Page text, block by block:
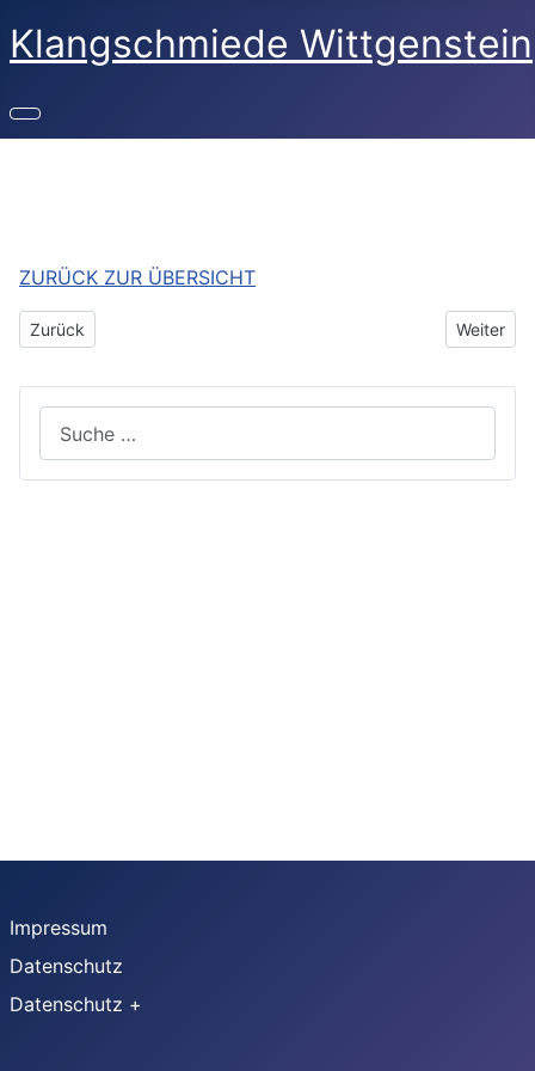
Klangschmiede Wittgenstein
ZURÜCK ZUR ÜBERSICHT
Vorheriger Beitrag: Das Jahr 2005 - Fischelbach
Zurück Nächster
Weiter
Impressum
Datenschutz
Datenschutz +